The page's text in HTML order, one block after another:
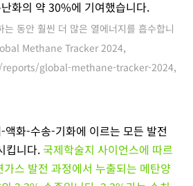
는 동안 훨씬 더 많은 열에너지를 흡수합니
Methane Tracker 2024,
global-methane-tracker-2024,
화-수송-기화에 이르는 모든 발전
킵니다.국제학술지 사이언스에 따르
스 발전 과정에서 누출되는 메탄양